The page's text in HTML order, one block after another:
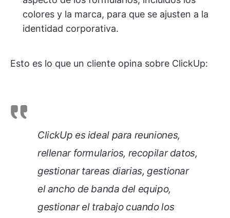
colores y la marca, para que se ajusten a la
identidad corporativa.
Esto es lo que un cliente opina sobre ClickUp:
ClickUp es ideal para reuniones,
rellenar formularios, recopilar datos,
gestionar tareas diarias, gestionar
el ancho de banda del equipo,
gestionar el trabajo cuando los